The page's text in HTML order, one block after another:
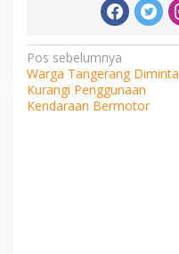
Navigasi
pos
Pos sebelumnya
Warga Tangerang Diminta
Kurangi Penggunaan
Kendaraan Bermotor